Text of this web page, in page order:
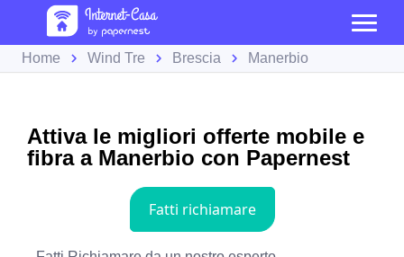
Home Wind Tre Brescia Manerbio